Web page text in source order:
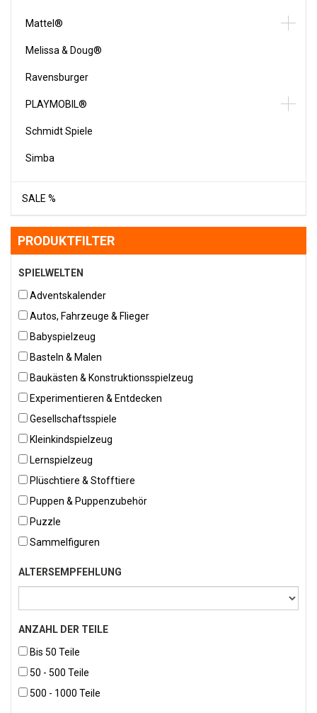
Mattel®
Melissa & Doug®
Ravensburger
PLAYMOBIL®
Schmidt Spiele
Simba
SALE %
PRODUKTFILTER
SPIELWELTEN
Adventskalender
Autos, Fahrzeuge & Flieger
Babyspielzeug
Basteln & Malen
Baukästen & Konstruktionsspielzeug
Experimentieren & Entdecken
Gesellschaftsspiele
Kleinkindspielzeug
Lernspielzeug
Plüschtiere & Stofftiere
Puppen & Puppenzubehör
Puzzle
Sammelfiguren
ALTERSEMPFEHLUNG
ANZAHL DER TEILE
Bis 50 Teile
50 - 500 Teile
500 - 1000 Teile